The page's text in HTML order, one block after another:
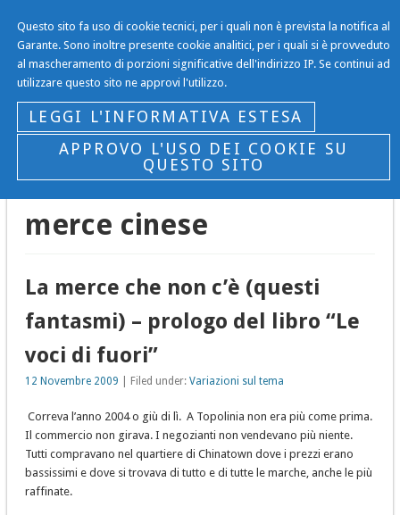
Il Blog…
… di Gianni Gargano
Navigation
merce cinese
La merce che non c’è (questi
fantasmi) – prologo del libro “Le
voci di fuori”
12 Novembre 2009 | Filed under: Variazioni sul tema
Correva l’anno 2004 o giù di lì. A Topolinia non era più come prima.
Il commercio non girava. I negozianti non vendevano più niente.
Tutti compravano nel quartiere di Chinatown dove i prezzi erano
bassissimi e dove si trovava di tutto e di tutte le marche, anche le più
raffinate.
Questo sito fa uso di cookie tecnici, per i quali non è prevista la notifica al
Garante. Sono inoltre presente cookie analitici, per i quali si è provveduto
al mascheramento di porzioni significative dell'indirizzo IP. Se continui ad
utilizzare questo sito ne approvi l'utilizzo.
LEGGI L'INFORMATIVA ESTESA
APPROVO L'USO DEI COOKIE SU
QUESTO SITO